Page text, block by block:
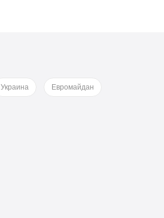
Украина Евромайдан